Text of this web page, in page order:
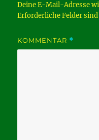
Deine E-Mail-Adresse
Erforderliche Felder
KOMMENTAR *